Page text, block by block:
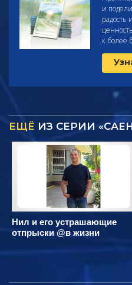
и
радость
к более
ЕЩЁ ИЗ СЕРИИ
Нил и его устрашающие
отпрыски @в жизни